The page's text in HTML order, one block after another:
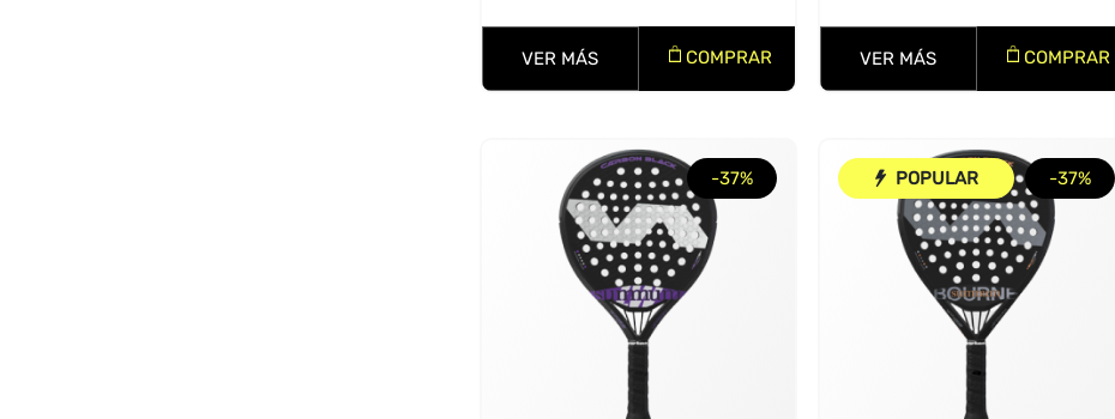
VER MÁS COMPRAR VER MÁS COMPRAR
-37% POPULAR -37%